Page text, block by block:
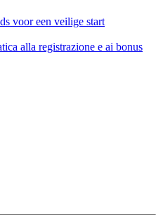
voor een veilige start
alla registrazione e ai bonus